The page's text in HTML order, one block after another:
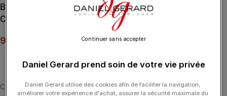
Bracelet Morganne Bello Friandise Coussin Hematite
Cordon Noir
90.00
Cette collection emblématique met les pierres fines en majesté,
Daniel Gerard prend soin de votre vie privée
Daniel Gerard utilise des cookies afin de faciliter la navigation,
améliorer votre expérience d'achat, assurer la sécurité maximale du
Continuer sans accepter